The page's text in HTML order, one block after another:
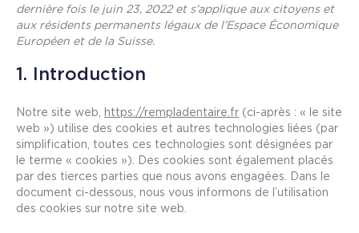
dernière fois le juin 23, 2022 et s’applique aux citoyens et
aux résidents permanents légaux de l’Espace Économique
Européen et de la Suisse.
1. Introduction
Notre site web, https://rempladentaire.fr (ci-après : « le site
web ») utilise des cookies et autres technologies liées (par
simplification, toutes ces technologies sont désignées par
le terme « cookies »). Des cookies sont également placés
par des tierces parties que nous avons engagées. Dans le
document ci-dessous, nous vous informons de l’utilisation
des cookies sur notre site web.